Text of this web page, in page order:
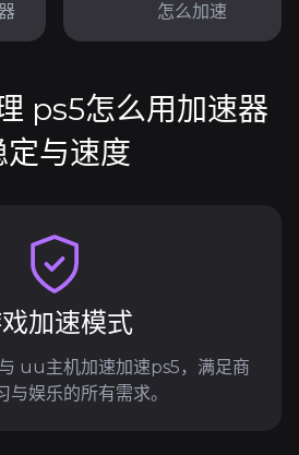
怎么加速
ps5怎么用加速器
定与速度
加速模式
uu主机加速加速ps5，满足商
与娱乐的所有需求。